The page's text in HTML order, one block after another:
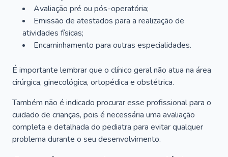
Avaliação pré ou pós-operatória;
Emissão de atestados para a realização de
atividades físicas;
Encaminhamento para outras especialidades.
É importante lembrar que o clínico geral não atua na área
cirúrgica, ginecológica, ortopédica e obstétrica.
Também não é indicado procurar esse profissional para o
cuidado de crianças, pois é necessária uma avaliação
completa e detalhada do pediatra para evitar qualquer
problema durante o seu desenvolvimento.